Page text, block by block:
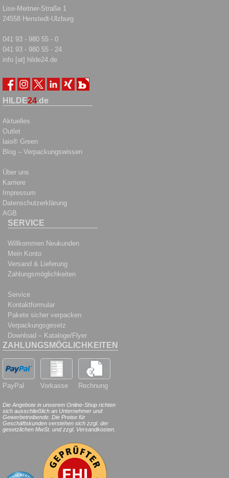
Lise-Meitner-Straße 1
24558 Henstedt-Ulzburg
041 93 - 980 55 - 0
041 93 - 980 55 - 24
info [at] hilde24.de
HILDE24.de
Aktuelles
Outlet
laio® Green
Blog – Verpackungswissen
Über uns
Karriere
Impressum
Datenschutzerklärung
AGB
SERVICE
Willkommen Neukunden
Mein Konto
Versand & Lieferung
Zahlungsmöglichkeiten
Service
Kontaktformular
Pakete sicher verpacken
Verpackungsgesetz
Download – Kataloge/Flyer
ZAHLUNGSMÖGLICHKEITEN
PayPal Vorkasse Rechnung
Die Angebote in unserem Online-Shop richten
sich ausschließlich an Unternehmer und
Gewerbetreibende. Die Preise für
Geschäftskunden verstehen sich zzgl. der
gesetzlichen MwSt. und zzgl. Versandkosten.